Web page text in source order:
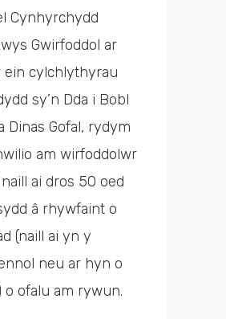
Cynhyrchydd
Gwirfoddol ar
ein cylchlythyrau
sy’n Dda i Bobl
Dinas Gofal, rydym
am wirfoddolwr
ai dros 50 oed
â rhywfaint o
(naill ai yn y
neu ar hyn o
o ofalu am rywun.